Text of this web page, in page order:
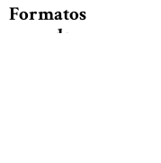
Formatos
de